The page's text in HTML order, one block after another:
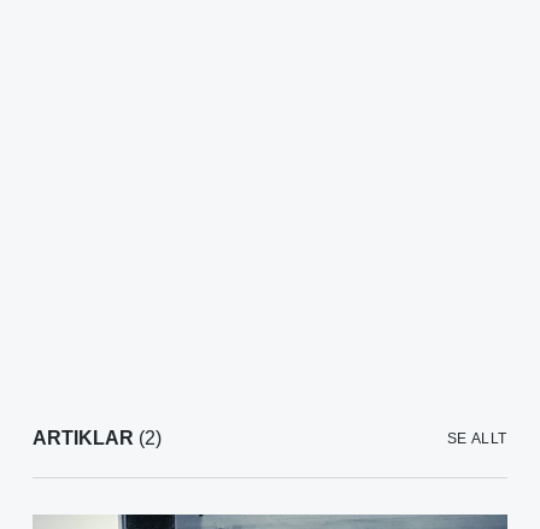
ARTIKLAR (2) SE ALLT